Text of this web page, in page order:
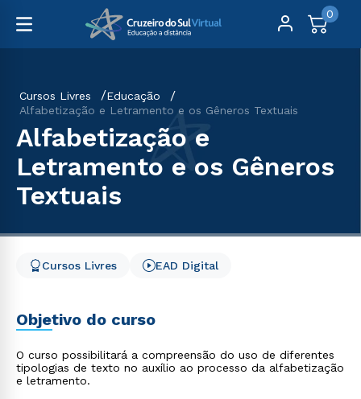
0
Cursos Livres
Educação
Alfabetização e Letramento e os Gêneros Textuais
Alfabetização e
Letramento e os Gêneros
Textuais
Cursos Livres EAD Digital
Objetivo do curso
O curso possibilitará a compreensão do uso de diferentes
tipologias de texto no auxílio ao processo da alfabetização
e letramento.